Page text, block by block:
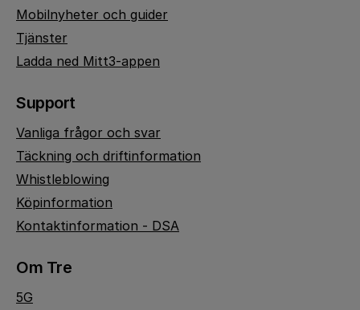
Mobilnyheter och guider
Tjänster
Ladda ned Mitt3-appen
Support
Vanliga frågor och svar
Täckning och driftinformation
Whistleblowing
Köpinformation
Kontaktinformation - DSA
Om Tre
5G